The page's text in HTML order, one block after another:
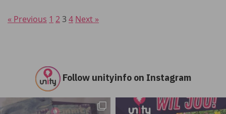
« Previous 1 23 4 Next »
Follow unityinfo on Instagram